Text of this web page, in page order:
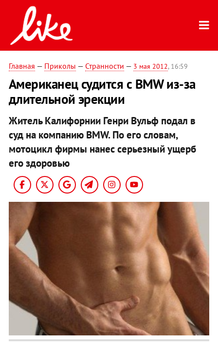
Главная — Приколы — Странности — 3 мая 2012, 16:59
Американец судится с BMW из-за
длительной эрекции
Житель Калифорнии Генри Вульф подал в
суд на компанию BMW. По его словам,
мотоцикл фирмы нанес серьезный ущерб
его здоровью